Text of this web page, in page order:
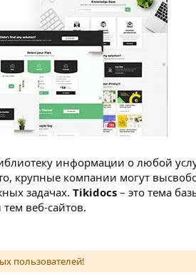
информации о любой
крупные компании могут
задачах. Tikidocs – это тема
веб-сайтов.
пользователей!